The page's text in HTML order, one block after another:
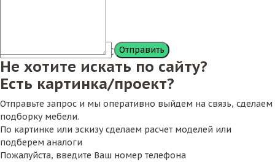
Сообщение
Не хотите искать по сайту?
Есть картинка/проект?
Отправьте запрос и мы оперативно выйдем на связь, сделаем
подборку мебели.
По картинке или эскизу сделаем расчет моделей или
подберем аналоги
Пожалуйста, введите Ваш номер телефона